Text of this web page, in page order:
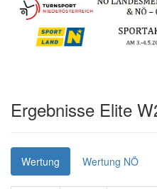
Ergebnisse Elite
Wertung Wertung NÖ